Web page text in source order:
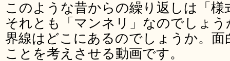
このような昔からの繰り返しは「
それとも「マンネリ」なのでしょ
界線はどこにあるのでしょうか。
ことを考えさせる動画です。